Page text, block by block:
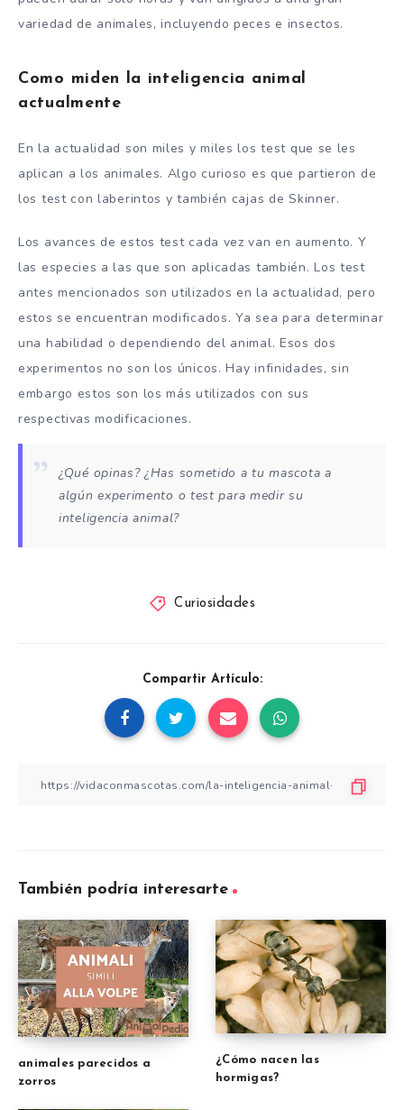
variedad de animales, incluyendo peces e insectos.
Como miden la inteligencia animal
actualmente
En la actualidad son miles y miles los test que se les
aplican a los animales. Algo curioso es que partieron de
los test con laberintos y también cajas de Skinner.
Los avances de estos test cada vez van en aumento. Y
las especies a las que son aplicadas también. Los test
antes mencionados son utilizados en la actualidad, pero
estos se encuentran modificados. Ya sea para determinar
una habilidad o dependiendo del animal. Esos dos
experimentos no son los únicos. Hay infinidades, sin
embargo estos son los más utilizados con sus
respectivas modificaciones.
¿Qué opinas? ¿Has sometido a tu mascota a
algún experimento o test para medir su
inteligencia animal?
Curiosidades
Compartir Artículo:
También podría interesarte
animales parecidos a
zorros
¿Cómo nacen las
hormigas?